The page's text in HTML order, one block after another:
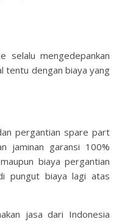
selalu mengedepankan
tentu dengan biaya yang
pergantian spare part
jaminan garansi 100%
biaya pergantian
pungut biaya lagi atas
jasa dari Indonesia